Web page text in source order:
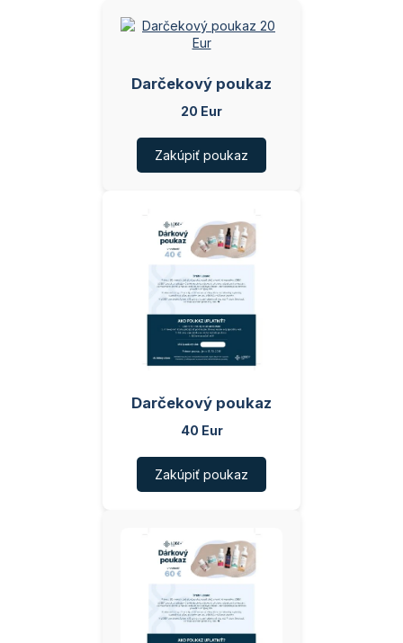
Darčekový poukaz
20 Eur
Zakúpiť poukaz
Darčekový poukaz
40 Eur
Zakúpiť poukaz